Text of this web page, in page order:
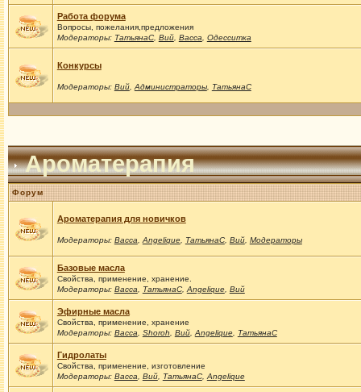
Работа форума
Вопросы, пожелания,предложения
Модераторы: ТатьянаС, Вий, Васса Одесситка
Конкурсы
Модераторы: Вий, Администраторы, ТатьянаС
Ароматерапия
Форум
Ароматерапия для новичков
Модераторы: Васса Angelique, ТатьянаС, Вий, Модераторы
Базовые масла
Свойства, применение, хранение.
Модераторы: Васса ТатьянаС, Angelique, Вий
Эфирные масла
Свойства, применение, хранение
Модераторы: Васса Shoroh Вий, Angelique, ТатьянаС
Гидролаты
Свойства, применение, изготовление
Модераторы: Васса Вий, ТатьянаС, Angelique